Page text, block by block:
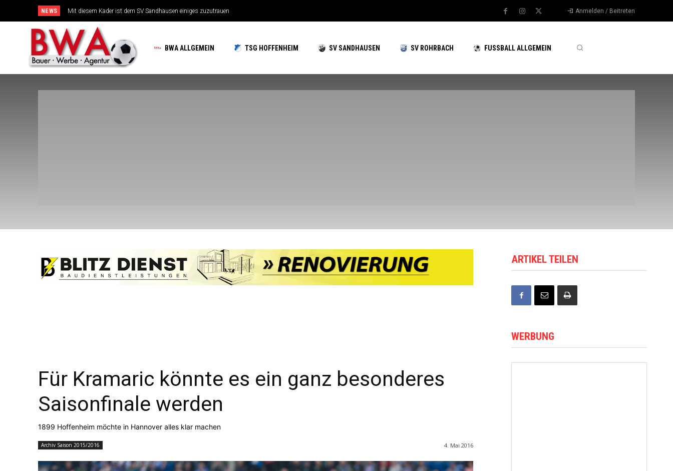
NEWS TSG-Erfolgsarchitekten sehen sich für den Tanz auf drei Hochzeiten gut aufgestellt Anmelden / Beitreten
BWA ALLGEMEIN TSG HOFFENHEIM SV SANDHAUSEN SV ROHRBACH FUSSBALL ALLGEMEIN
Für Kramaric könnte es ein ganz besonderes
Saisonfinale werden
1899 Hoffenheim möchte in Hannover alles klar machen
Archiv Saison 2015/2016 4. Mai 2016
ARTIKEL TEILEN
WERBUNG